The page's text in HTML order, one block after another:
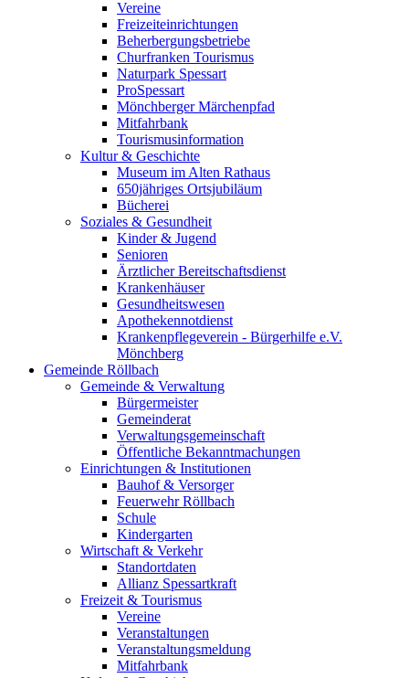
Vereine
Freizeiteinrichtungen
Beherbergungsbetriebe
Churfranken Tourismus
Naturpark Spessart
ProSpessart
Mönchberger Märchenpfad
Mitfahrbank
Tourismusinformation
Kultur & Geschichte
Museum im Alten Rathaus
650jähriges Ortsjubiläum
Bücherei
Soziales & Gesundheit
Kinder & Jugend
Senioren
Ärztlicher Bereitschaftsdienst
Krankenhäuser
Gesundheitswesen
Apothekennotdienst
Krankenpflegeverein - Bürgerhilfe e.V.
Mönchberg
Gemeinde Röllbach
Gemeinde & Verwaltung
Bürgermeister
Gemeinderat
Verwaltungsgemeinschaft
Öffentliche Bekanntmachungen
Einrichtungen & Institutionen
Bauhof & Versorger
Feuerwehr Röllbach
Schule
Kindergarten
Wirtschaft & Verkehr
Standortdaten
Allianz Spessartkraft
Freizeit & Tourismus
Vereine
Veranstaltungen
Veranstaltungsmeldung
Mitfahrbank